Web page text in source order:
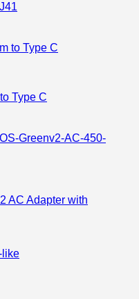
Type C
AC Adapter with